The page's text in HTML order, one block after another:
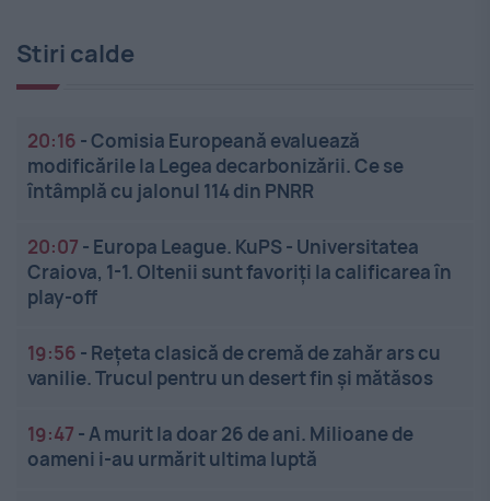
Stiri calde
20:16 -Comisia Europeană evaluează
modificările la Legea decarbonizării. Ce se
întâmplă cu jalonul 114 din PNRR
20:07 - Europa League. KuPS - Universitatea
Craiova, 1-1. Oltenii sunt favoriți la calificarea în
play-off
19:56 - Rețeta clasică de cremă de zahăr ars cu
vanilie. Trucul pentru un desert fin și mătăsos
19:47 -A murit la doar 26 de ani. Milioane de
oameni i-au urmărit ultima luptă